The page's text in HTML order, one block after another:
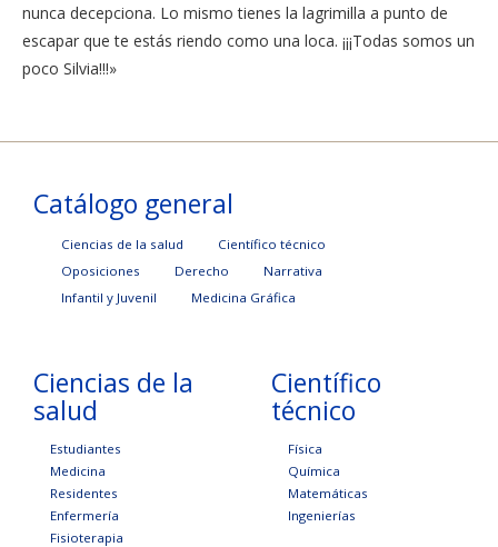
nunca decepciona. Lo mismo tienes la lagrimilla a punto de
escapar que te estás riendo como una loca. ¡¡¡Todas somos un
poco Silvia!!!»
Catálogo general
Ciencias de la salud
Científico técnico
Oposiciones
Derecho
Narrativa
Infantil y Juvenil
Medicina Gráfica
Ciencias de la
salud
Estudiantes
Medicina
Residentes
Enfermería
Fisioterapia
Científico
técnico
Física
Química
Matemáticas
Ingenierías